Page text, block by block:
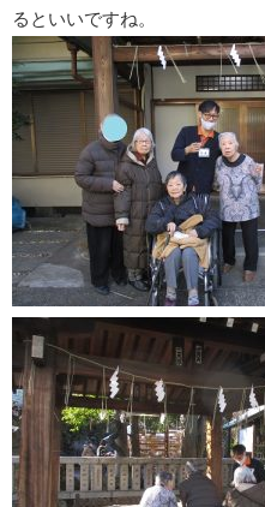
るといいですね。